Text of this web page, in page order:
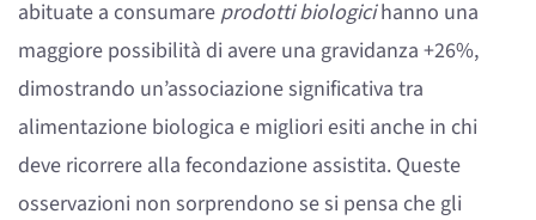
abituate a consumare prodotti biologicihanno una
maggiore possibilità di avere una gravidanza +26%,
dimostrando un’associazione significativa tra
alimentazione biologica e migliori esiti anche in chi
deve ricorrere alla fecondazione assistita. Queste
osservazioni non sorprendono se si pensa che gli